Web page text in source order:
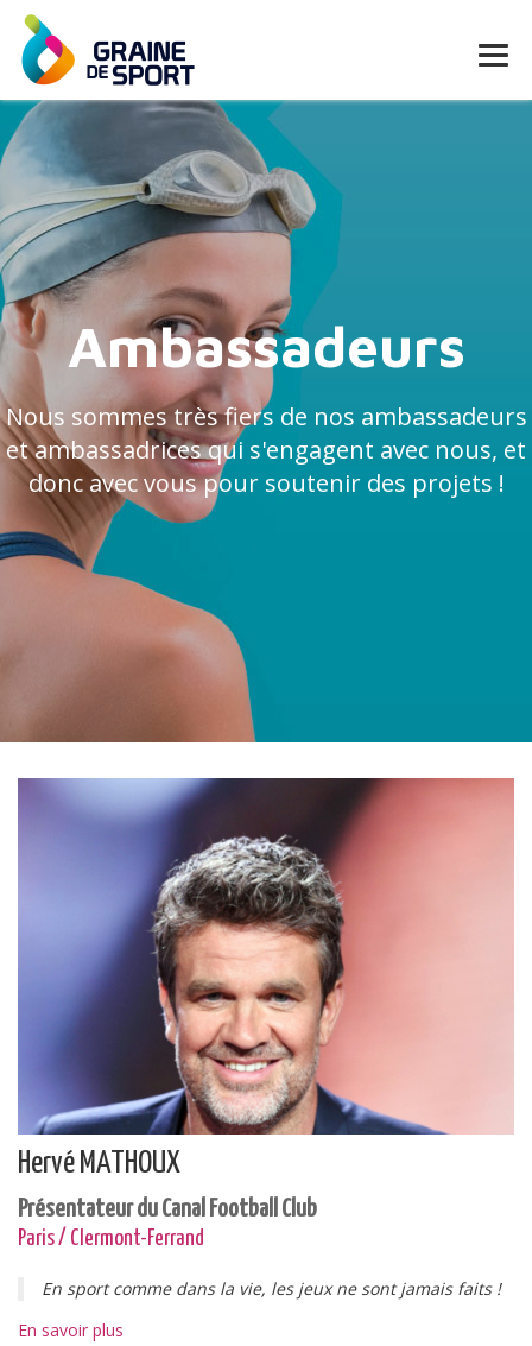
Ambassadeurs
Nous sommes très fiers de nos ambassadeurs
et ambassadrices qui s'engagent avec nous, et
donc avec vous pour soutenir des projets !
Hervé MATHOUX
Présentateur du Canal Football Club
Paris / Clermont-Ferrand
En sport comme dans la vie, les jeux ne sont jamais faits !
En savoir plus